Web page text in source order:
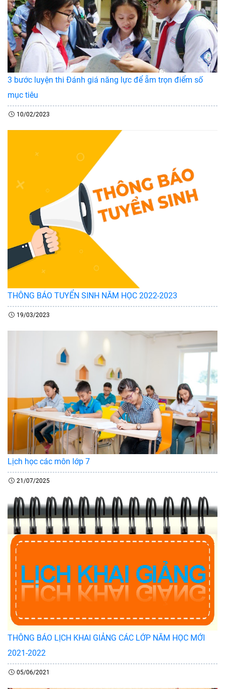
3 bước luyện thi Đánh giá năng lực để ẵm trọn điểm số
mục tiêu
10/02/2023
THÔNG BÁO TUYỂN SINH NĂM HỌC 2022-2023
19/03/2023
Lịch học các môn lớp 7
21/07/2025
THÔNG BÁO LỊCH KHAI GIẢNG CÁC LỚP NĂM HỌC MỚI
2021-2022
05/06/2021